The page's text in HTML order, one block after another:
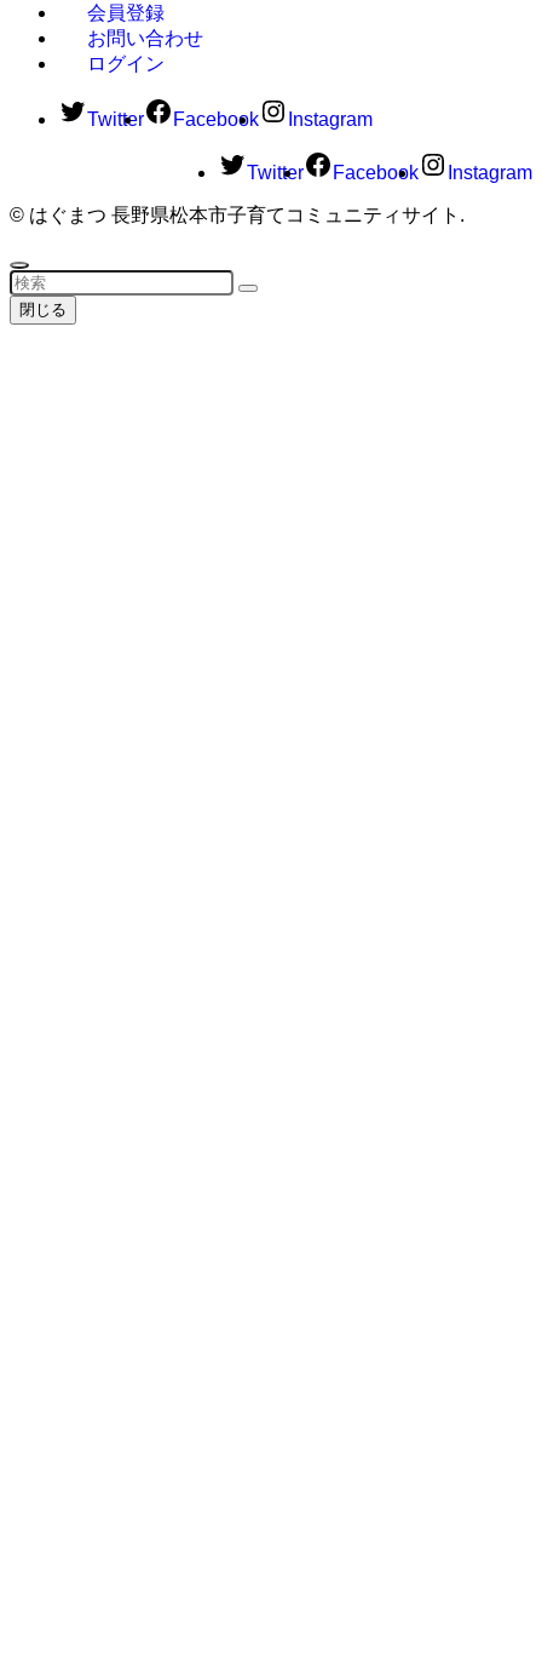
会員登録
お問い合わせ
ログイン
Twitter Facebook Instagram
Twitter Facebook Instagram
© はぐまつ 長野県松本市子育てコミュニティサイト.
閉じる